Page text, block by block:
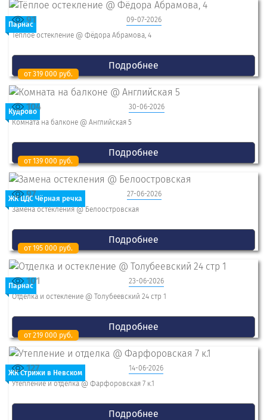
Парнас
09-07-2026
91
Тёплое остекление @ Фёдора Абрамова, 4
Подробнее
Кудрово
от 319 000 руб.
30-06-2026
104
Комната на балконе @ Английская 5
Подробнее
ЖК ЦДС Чёрная речка
от 139 000 руб.
27-06-2026
97
Замена остекления @ Белоостровская
Подробнее
Парнас
от 195 000 руб.
23-06-2026
101
Отделка и остекление @ Толубеевский 24 стр 1
Подробнее
ЖК Стрижи в Невском
от 219 000 руб.
14-06-2026
127
Утепление и отделка @ Фарфоровская 7 к.1
Подробнее